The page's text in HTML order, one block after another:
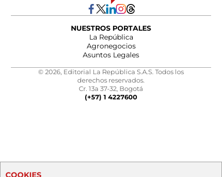
NUESTROS PORTALES
La República
Agronegocios
Asuntos Legales
© 2026, Editorial La República S.A.S. Todos los
derechos reservados.
Cr. 13a 37-32, Bogotá
(+57) 1 4227600
COOKIES